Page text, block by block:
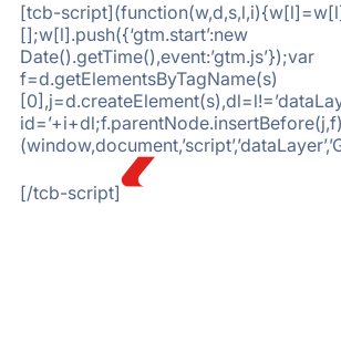
[tcb-
[];w[l].push({‘gtm.start’:new
Date().getTime(),event:’gtm.js’});var
f=d.getElementsByTagName(s)
[/tcb-script]